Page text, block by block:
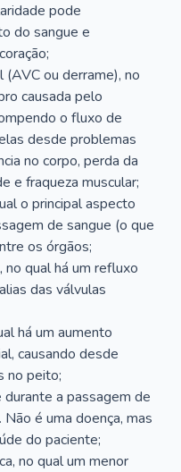
pode
do sangue e
ou derrame), no
causada pelo
o fluxo de
desde problemas
no corpo, perda da
e fraqueza muscular;
o principal aspecto
de sangue (o que
os órgãos;
qual há um refluxo
das válvulas
há um aumento
causando desde
no peito;
a passagem de
é uma doença, mas
do paciente;
no qual um menor